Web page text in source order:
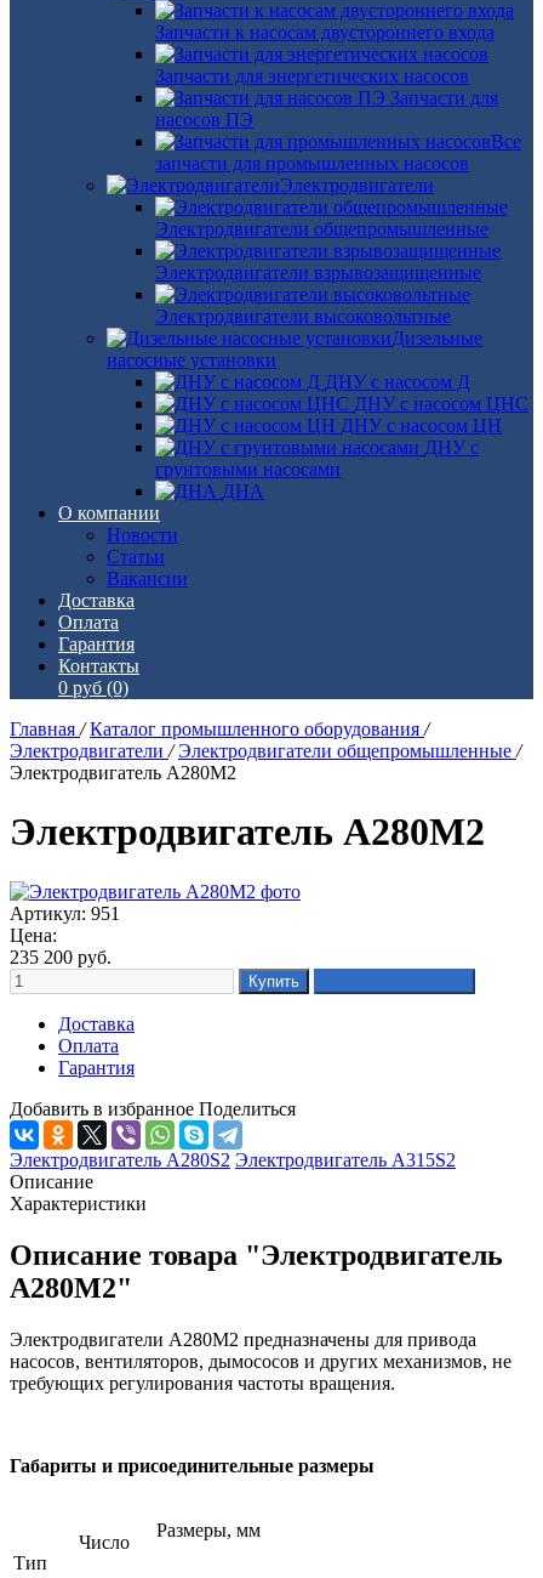
Запчасти к насосам двустороннего входа
Запчасти для энергетических насосов
Запчасти для
насосов ПЭ
Все
запчасти для промышленных насосов
Электродвигатели
Электродвигатели общепромышленные
Электродвигатели взрывозащищенные
Электродвигатели высоковольтные
Дизельные
насосные установки
ДНУ с насосом Д
ДНУ с насосом ЦНС
ДНУ с насосом ЦН
ДНУ с
грунтовыми насосами
ДНА
О компании
Новости
Статьи
Вакансии
Доставка
Оплата
Гарантия
Контакты
0 руб (0)
Главная / Каталог промышленного оборудования /
Электродвигатели / Электродвигатели общепромышленные /
Электродвигатель А280М2
Электродвигатель А280М2
Артикул: 951
Цена:
235 200 руб.
Доставка
Оплата
Гарантия
Добавить в избранное Поделиться
Электродвигатель А280S2 Электродвигатель А315S2
Описание
Характеристики
Описание товара "Электродвигатель
А280М2"
Электродвигатели A280M2 предназначены для привода
насосов, вентиляторов, дымососов и других механизмов, не
требующих регулирования частоты вращения.
Габариты и присоединительные размеры
Тип
Число
Размеры, мм